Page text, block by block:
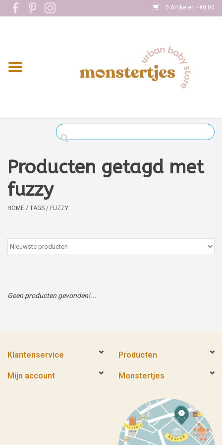
0 Artikelen - €0,00
Home
Kleding
Verzorging
Boekjes
kaartjes
Sales
Merken
Producten getagd met
fuzzy
HOME / TAGS / FUZZY
Geen producten gevonden!...
Klantenservice Producten
Mijn account Monstertjes